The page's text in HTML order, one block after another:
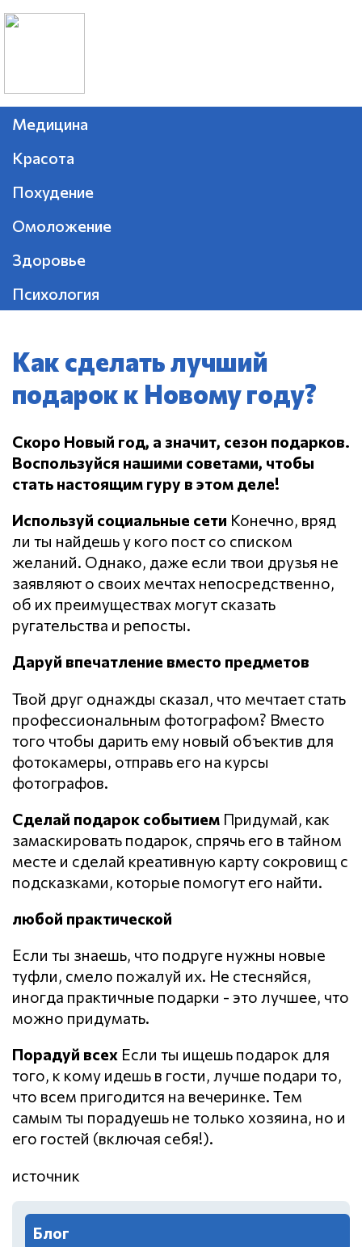
Медицина
Красота
Похудение
Омоложение
Здоровье
Психология
Как сделать лучший
подарок к Новому году?
Скоро Новый год, а значит, сезон подарков.
Воспользуйся нашими советами, чтобы
стать настоящим гуру в этом деле!
Используй социальные сети Конечно, вряд
ли ты найдешь у кого пост со списком
желаний. Однако, даже если твои друзья не
заявляют о своих мечтах непосредственно,
об их преимуществах могут сказать
ругательства и репосты.
Даруй впечатление вместо предметов
Твой друг однажды сказал, что мечтает стать
профессиональным фотографом? Вместо
того чтобы дарить ему новый объектив для
фотокамеры, отправь его на курсы
фотографов.
Сделай подарок событием Придумай, как
замаскировать подарок, спрячь его в тайном
месте и сделай креативную карту сокровищ с
подсказками, которые помогут его найти.
любой практической
Если ты знаешь, что подруге нужны новые
туфли, смело пожалуй их. Не стесняйся,
иногда практичные подарки - это лучшее, что
можно придумать.
Порадуй всех Если ты ищешь подарок для
того, к кому идешь в гости, лучше подари то,
что всем пригодится на вечеринке. Тем
самым ты порадуешь не только хозяина, но и
его гостей (включая себя!).
источник
Блог